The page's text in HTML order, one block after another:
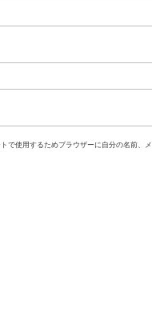
で使用するためブラウザーに自分の名前、